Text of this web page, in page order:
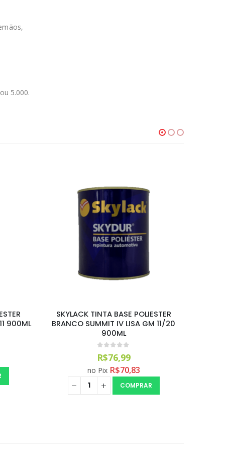
5.000.
11/20
SKYLACK TINTA BASE POLIESTER
VERMELHO ARPOADOR LISA FORD
07/20 900ML
out of 5
R$95,00
no Pix R$87,40
COMPRAR